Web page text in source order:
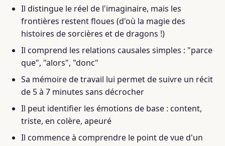
Il distingue le réel de l'imaginaire, mais les
frontières restent floues (d'où la magie des
histoires de sorcières et de dragons !)
Il comprend les relations causales simples : "parce
que", "alors", "donc"
Sa mémoire de travail lui permet de suivre un récit
de 5 à 7 minutes sans décrocher
Il peut identifier les émotions de base : content,
triste, en colère, apeuré
Il commence à comprendre le point de vue d'un